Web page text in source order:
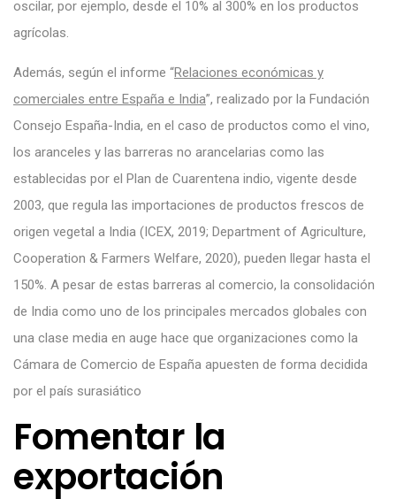
oscilar, por ejemplo, desde el 10% al 300% en los productos
agrícolas.
Además, según el informe “Relaciones económicas y
comerciales entre España e India”, realizado por la Fundación
Consejo España-India, en el caso de productos como el vino,
los aranceles y las barreras no arancelarias como las
establecidas por el Plan de Cuarentena indio, vigente desde
2003, que regula las importaciones de productos frescos de
origen vegetal a India (ICEX, 2019; Department of Agriculture,
Cooperation & Farmers Welfare, 2020), pueden llegar hasta el
150%. A pesar de estas barreras al comercio, la consolidación
de India como uno de los principales mercados globales con
una clase media en auge hace que organizaciones como la
Cámara de Comercio de España apuesten de forma decidida
por el país surasiático
Fomentar la
exportación